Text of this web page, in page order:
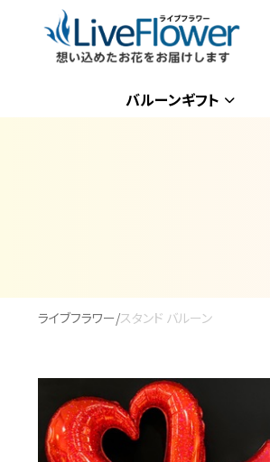
バルーンギフト
ライブフラワー/スタンド バルーン